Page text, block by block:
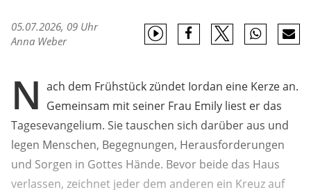
05.07.2026, 09 Uhr
Anna Weber
N ach dem Frühstück zündet Iordan eine Kerze an.
Gemeinsam mit seiner Frau Emily liest er das
Tagesevangelium. Sie tauschen sich darüber aus und
legen Menschen, Begegnungen, Herausforderungen
und Sorgen in Gottes Hände. Bevor beide das Haus
verlassen, zeichnet jeder dem anderen ein Kreuz auf